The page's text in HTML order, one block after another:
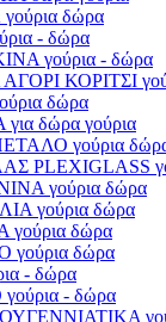
δώρα
- δώρα
γούρια - δώρα
ΚΟΡΙΤΣΙ
δώρα
δώρα γούρια
γούρια
PLEXIGLASS
γούρια δώρα
γούρια δώρα
γούρια δώρα
δώρα
- δώρα
- δώρα